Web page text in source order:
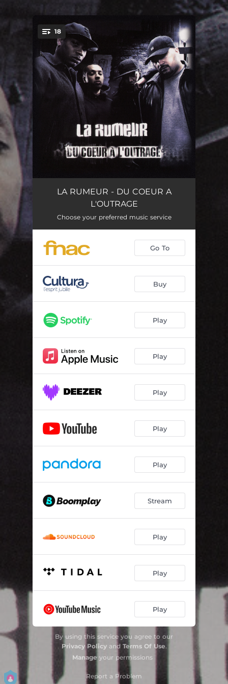
You're all set!
18
Il y a toujours un lendemain 03:26
Comme de l'uranium
Non sous-titré 03:41
La meilleure des polices 03:20
Interlude 1 00:16
04:23
Qui ça étonne encore ? 03:35
Du sommeil, du soleil, de l'oseille 03:31
Un chien dans ma tête
Interlude 2 00:15
Que dit l'autopsie ? 04:07
Tel quel 03:41
Interlude 3 00:22
Les bronzés font du rap 05:56
LA RUMEUR - DU COEUR A
L'OUTRAGE
Choose your preferred music service
Go To
Buy
Play
Play
Play
Play
Play
Stream
Play
Play
Play
By using this service you agree to our
Privacy Policyand Terms Of Use.
Manage your permissions
Report a Problem